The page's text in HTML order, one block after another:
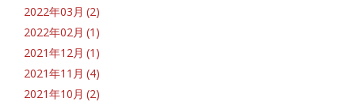
2022年03月 (2)
2022年02月 (1)
2021年12月 (1)
2021年11月 (4)
2021年10月 (2)